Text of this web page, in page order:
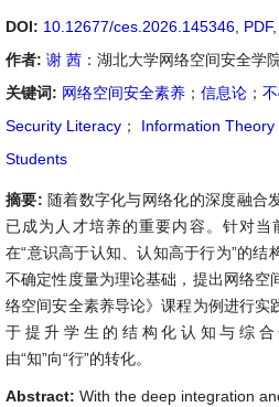
DOI: 10.12677/ces.2026.145346 PDF,
作者: 谢 茜 ：湖北大学网络空间安全学
关键词: 网络空间安全素养 ； 信息论 ；
Security Literacy ； Information Theory
Students
摘要: 随着数字化与网络化的深度融合
已成为人才培养的重要内容。针对
在“意识高于认知、认知高于行为”的结
不确定性度量为理论基础，提出网络空
络空间安全素养导论》课程为例进行实
于提升学生的结构化认知与综
由“知”向“行”的转化。
Abstract: With the deep integration